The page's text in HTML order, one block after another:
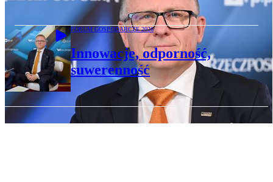
FORUM GOSPODARCZE 2026
Innowacje, odporność,
suwerenność